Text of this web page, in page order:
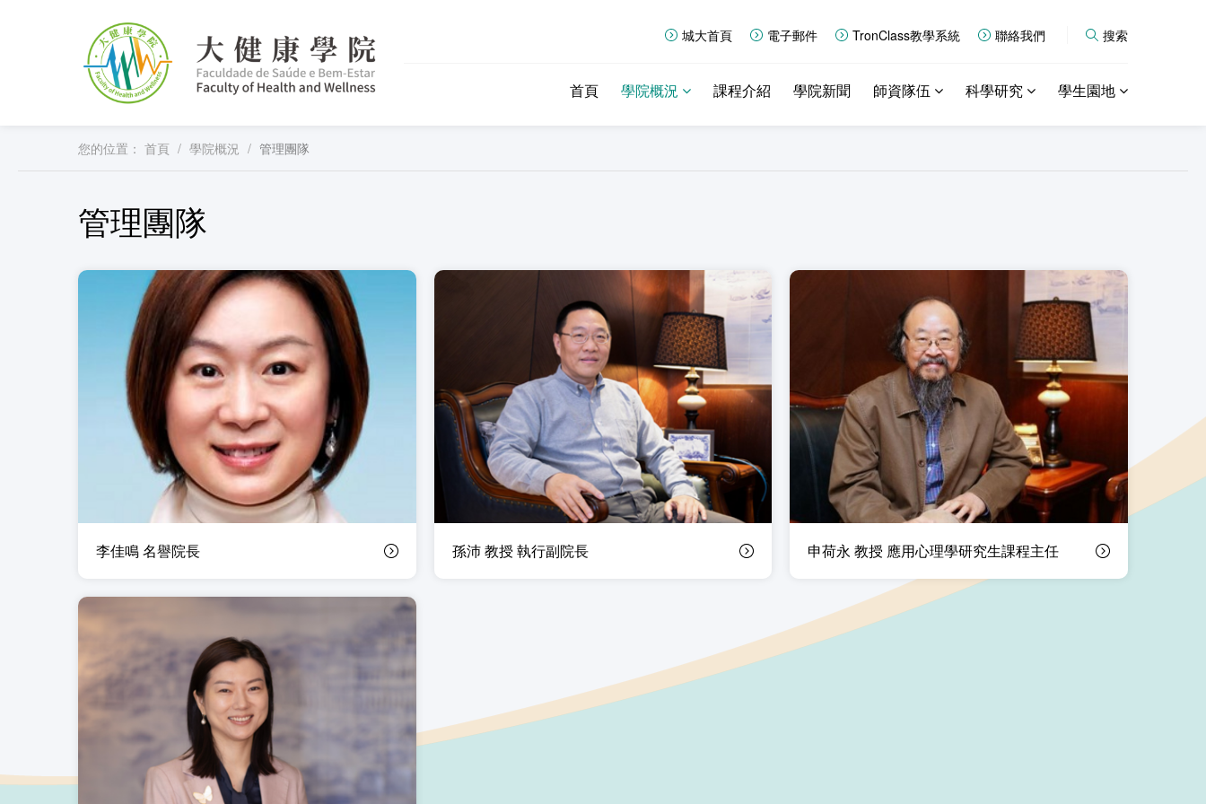
城大首頁 電子郵件 TronClass教學系統 聯絡我們 搜索
首頁 學院概況 課程介紹 學院新聞 師資隊伍 科學研究 學生園地
您的位置： 首頁 / 學院概況 / 管理團隊
管理團隊
李佳鳴 名譽院長 孫沛 教授 執行副院長 申荷永 教授 應用心理學研究生課程主任